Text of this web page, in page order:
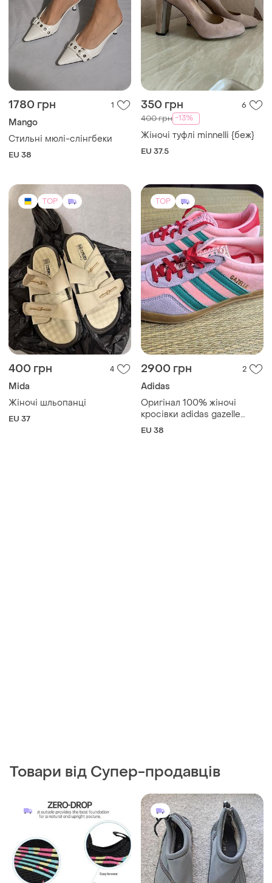
1780 грн 1
Mango
Стильні мюлі-слінгбеки
EU 38
350 грн 6
400 грн -13%
Жіночі туфлі minnelli {беж}
EU 37.5
TOP
400 грн 4
Mida
Жіночі шльопанці
EU 37
TOP
2900 грн 2
Adidas
Оригінал 100% жіночі
кросівки adidas gazelle
indoor pink(розмір 38-24см)
EU 38
Товари від Супер-продавців